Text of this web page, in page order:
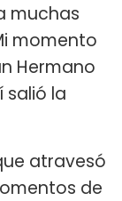
muchas
momento
Hermano
salió la
atravesó
de